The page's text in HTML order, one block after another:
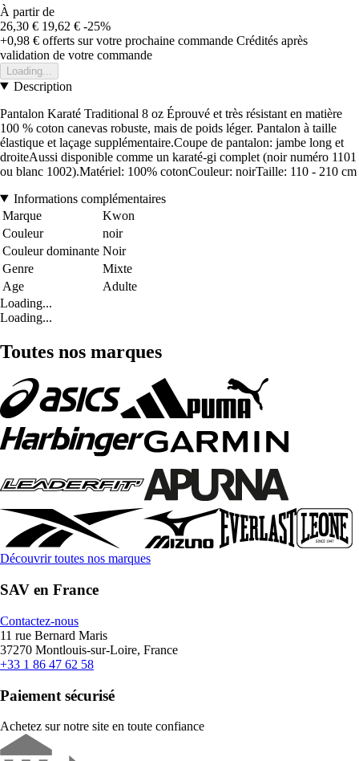
À partir de
26,30 € 19,62 € -25%
+0,98 € offerts sur votre prochaine commande Crédités après
validation de votre commande
Loading...
Description
Pantalon Karaté Traditional 8 oz Éprouvé et très résistant en matière
100 % coton canevas robuste, mais de poids léger. Pantalon à taille
élastique et laçage supplémentaire.Coupe de pantalon: jambe long et
droiteAussi disponible comme un karaté-gi complet (noir numéro 1101
ou blanc 1002).Matériel: 100% cotonCouleur: noirTaille: 110 - 210 cm
Informations complémentaires
Marque
Kwon
Couleur
noir
Couleur dominante Noir
Genre
Mixte
Age
Adulte
Loading...
Loading...
Toutes nos marques
Découvrir toutes nos marques
SAV en France
Contactez-nous
11 rue Bernard Maris
37270 Montlouis-sur-Loire, France
+33 1 86 47 62 58
Paiement sécurisé
Achetez sur notre site en toute confiance